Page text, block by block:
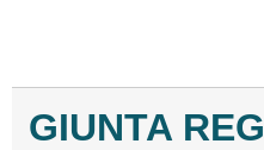
GIUNTA